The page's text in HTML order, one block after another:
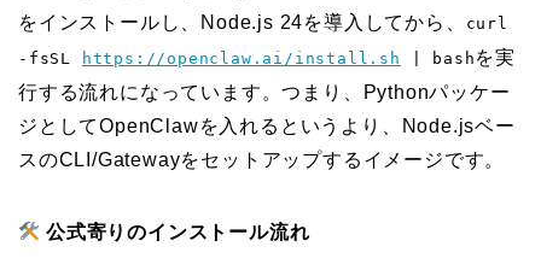
をインストールし、Node.js 24を導入してから、
curl
-fsSL
https://openclaw.ai/install.sh | bash を実
行する流れになっています。つまり、Pythonパッケー
ジとしてOpenClawを入れるというより、Node.jsベー
スのCLI/Gatewayをセットアップするイメージです。
公式寄りのインストール流れ